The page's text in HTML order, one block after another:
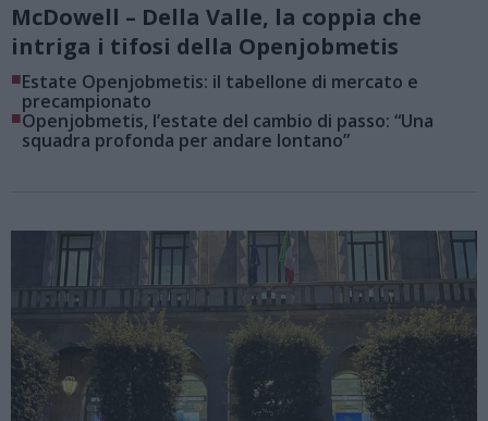
McDowell – Della Valle, la coppia che
intriga i tifosi della Openjobmetis
■Estate Openjobmetis: il tabellone di mercato e
precampionato
■Openjobmetis, l’estate del cambio di passo: “Una
squadra profonda per andare lontano”